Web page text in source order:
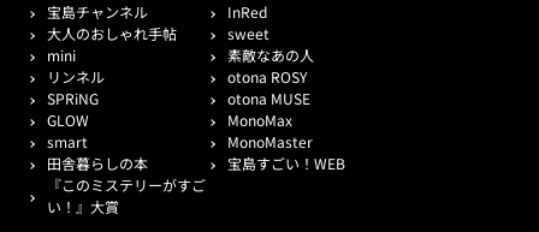
宝島チャンネル
InRed
大人のおしゃれ手帖
sweet
mini
素敵なあの人
リンネル
otona ROSY
SPRiNG
otona MUSE
GLOW
MonoMax
smart
MonoMaster
田舎暮らしの本
宝島すごい！WEB
『このミステリーがすご
い！』大賞